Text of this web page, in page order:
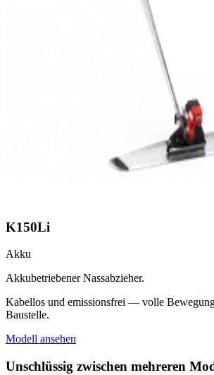
K150Li
Akku
Akkubetriebener Nassabzieher.
Kabellos und emissionsfrei — volle
Baustelle.
Modell ansehen
Unschlüssig zwischen mehreren